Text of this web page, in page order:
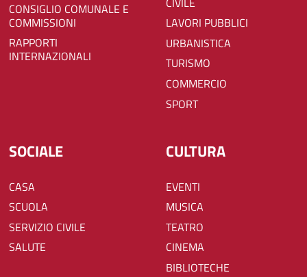
CONSIGLIO COMUNALE E
COMMISSIONI
RAPPORTI
INTERNAZIONALI
LAVORI PUBBLICI
URBANISTICA
TURISMO
COMMERCIO
SPORT
SOCIALE
CASA
SCUOLA
SERVIZIO CIVILE
SALUTE
CULTURA
EVENTI
MUSICA
TEATRO
CINEMA
BIBLIOTECHE